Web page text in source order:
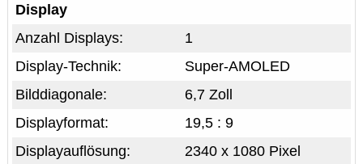
Display
1
Anzahl Displays:
Super-AMOLED
Display-Technik:
6,7 Zoll
Bilddiagonale:
19,5 : 9
Displayformat:
2340 x 1080 Pixel
Displayauflösung: